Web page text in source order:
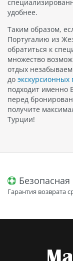
удобнее.
Таким образом,
Португалию из
обратиться к
множество
отдых
до
подходит именно
перед
получите
Турции!
Безопасная
Гарантия возврата